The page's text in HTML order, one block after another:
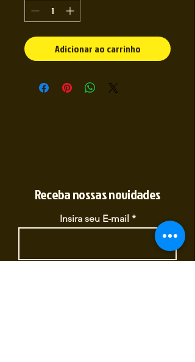
Adicionar ao carrinho
Receba nossas novidades
Insira seu E-mail